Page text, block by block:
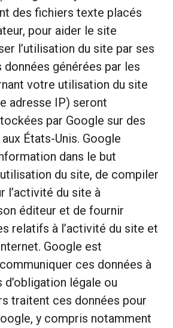
des fichiers texte placés
pour aider le site
l’utilisation du site par ses
générées par les
votre utilisation du site
adresse IP) seront
par Google sur des
États-Unis. Google
dans le but
du site, de compiler
l’activité du site à
éditeur et de fournir
relatifs à l’activité du site et
Google est
ces données à
légale ou
traitent ces données pour
y compris notamment